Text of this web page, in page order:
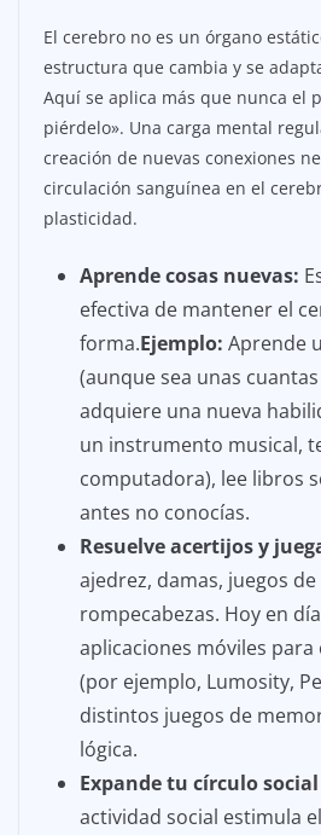
El cerebro no es un órgano
estructura que cambia y se
Aquí se aplica más que nunca el
piérdelo». Una carga mental
creación de nuevas conexiones
circulación sanguínea en el
plasticidad.
Aprende cosas nuevas:
efectiva de mantener el
forma.Ejemplo: Aprende
(aunque sea unas
adquiere una nueva
un instrumento musical,
computadora), lee libros
antes no conocías.
Resuelve acertijos y
ajedrez, damas, juegos
rompecabezas. Hoy en
aplicaciones móviles
(por ejemplo, Lumosity,
distintos juegos de
lógica.
Expande tu círculo
actividad social estimula